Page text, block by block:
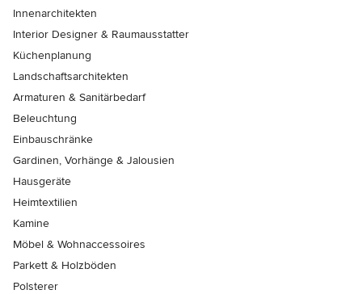
Innenarchitekten
Interior Designer & Raumausstatter
Küchenplanung
Landschaftsarchitekten
Armaturen & Sanitärbedarf
Beleuchtung
Einbauschränke
Gardinen, Vorhänge & Jalousien
Hausgeräte
Heimtextilien
Kamine
Möbel & Wohnaccessoires
Parkett & Holzböden
Polsterer